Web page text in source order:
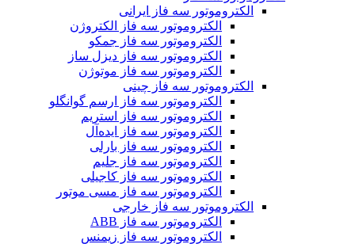
الکتروموتور سه فاز ایرانی
الکتروموتور سه فاز الکتروژن
الکتروموتور سه فاز جمکو
الکتروموتور سه فاز دیزل ساز
الکتروموتور سه فاز موتوژن
الکتروموتور سه فاز چینی
الکتروموتور سه فاز ارسم گوانگلو
الکتروموتور سه فاز استریم
الکتروموتور سه فاز ایده‌آل
الکتروموتور سه فاز بارلی
الکتروموتور سه فاز جلیم
الکتروموتور سه فاز کاجیلی
الکتروموتور سه فاز مسی موتور
الکتروموتور سه فاز خارجی
الکتروموتور سه فاز ABB
الکتروموتور سه فاز زیمنس